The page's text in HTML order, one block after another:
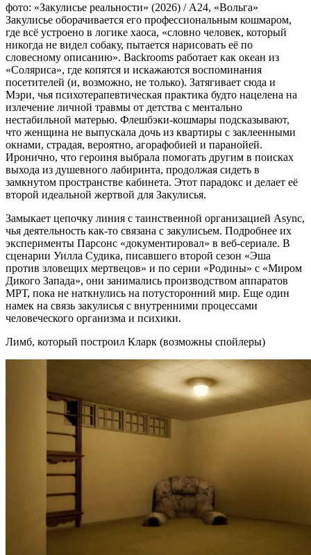
фото: «Закулисье реальности» (2026) / А24, «Вольга»
Закулисье оборачивается его профессиональным кошмаром,
где всё устроено в логике хаоса, «словно человек, который
никогда не видел собаку, пытается нарисовать её по
словесному описанию». Backrooms работает как океан из
«Соляриса», где копятся и искажаются воспоминания
посетителей (и, возможно, не только). Затягивает сюда и
Мэри, чья психотерапевтическая практика будто нацелена на
излечение личной травмы от детства с ментально
нестабильной матерью. Флешбэки-кошмары подсказывают,
что женщина не выпускала дочь из квартиры с заклеенными
окнами, страдая, вероятно, агорафобией и паранойей.
Иронично, что героиня выбрала помогать другим в поисках
выхода из душевного лабиринта, продолжая сидеть в
замкнутом пространстве кабинета. Этот парадокс и делает её
второй идеальной жертвой для Закулисья.
Замыкает цепочку линия с таинственной организацией Async,
чья деятельность как-то связана с закулисьем. Подробнее их
эксперименты Парсонс «документировал» в веб-сериале. В
сценарии Уилла Судика, писавшего второй сезон «Эша
против зловещих мертвецов» и по серии «Родины» с «Миром
Дикого Запада», они занимались производством аппаратов
МРТ, пока не наткнулись на потусторонний мир. Еще один
намек на связь закулисья с внутренними процессами
человеческого организма и психики.
Лимб, который построил Кларк (возможны спойлеры)